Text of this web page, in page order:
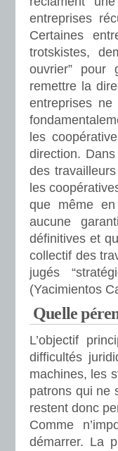
entreprises
Certaines
trotskistes,
ouvrier” pour
remettre la
entreprises
les
direction.
des
les
que même
aucune
définitives et
collectif des
jugés
(Yacimientos
Quelle
L’objectif
difficultés
machines, les
patrons qui ne
restent donc
Comme
démarrer. La